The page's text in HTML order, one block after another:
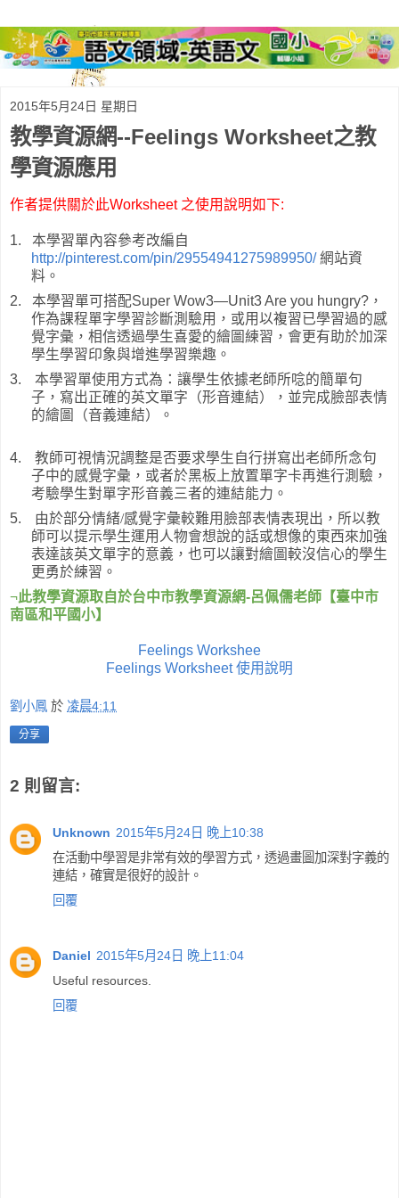
2015年5月24日 星期日
教學資源網--Feelings Worksheet之教
學資源應用
作者提供關於此Worksheet 之使用說明如下:
1.
本學習單內容參考改編自
http://pinterest.com/pin/29554941275989950/ 網站資
料。
2.
本學習單可搭配Super Wow3—Unit3 Are you hungry? ，
作為課程單字學習診斷測驗用，或用以複習已學習過的感
覺字彙，相信透過學生喜愛的繪圖練習，會更有助於加深
學生學習印象與增進學習樂趣。
3.
本學習單使用方式為：讓學生依據老師所唸的簡單句
子，寫出正確的英文單字（形音連結），並完成臉部表情
的繪圖（音義連結）。
4.
教師可視情況調整是否要求學生自行拼寫出老師所念句
子中的感覺字彙，或者於黑板上放置單字卡再進行測驗，
考驗學生對單字形音義三者的連結能力。
5.
由於部分情緒/感覺字彙較難用臉部表情表現出，所以教
師可以提示學生運用人物會想說的話或想像的東西來加強
表達該英文單字的意義，也可以讓對繪圖較沒信心的學生
更勇於練習。
¬此教學資源取自於台中市教學資源網-呂佩儒老師【臺中市
南區和平國小】
Feelings Workshee
Feelings Worksheet 使用說明
劉小鳳 於 凌晨4:11
分享
2 則留言:
Unknown 2015年5月24日 晚上10:38
在活動中學習是非常有效的學習方式，透過畫圖加深對字義的
連結，確實是很好的設計。
回覆
Daniel 2015年5月24日 晚上11:04
Useful resources.
回覆